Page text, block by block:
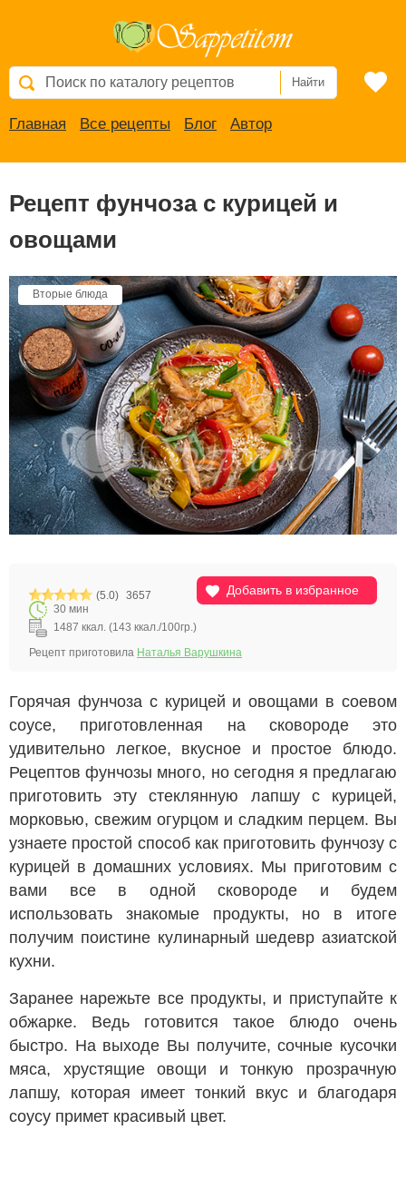
Найти
Главная Все рецепты Блог Автор
Рецепт фунчоза с курицей и
овощами
Вторые блюда
Добавить в избранное
(5.0) 3657
30 мин
1487 ккал. (143 ккал./100гр.)
Рецепт приготовила Наталья Варушкина
Горячая фунчоза с курицей и овощами в соевом
соусе, приготовленная на сковороде это
удивительно легкое, вкусное и простое блюдо.
Рецептов фунчозы много, но сегодня я предлагаю
приготовить эту стеклянную лапшу с курицей,
морковью, свежим огурцом и сладким перцем. Вы
узнаете простой способ как приготовить фунчозу с
курицей в домашних условиях. Мы приготовим с
вами все в одной сковороде и будем
использовать знакомые продукты, но в итоге
получим поистине кулинарный шедевр азиатской
кухни.
Заранее нарежьте все продукты, и приступайте к
обжарке. Ведь готовится такое блюдо очень
быстро. На выходе Вы получите, сочные кусочки
мяса, хрустящие овощи и тонкую прозрачную
лапшу, которая имеет тонкий вкус и благодаря
соусу примет красивый цвет.